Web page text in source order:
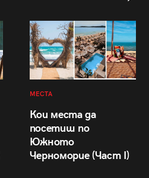
МЕСТА
Кои места да
посетиш по
Южното
Черноморие (Част I)